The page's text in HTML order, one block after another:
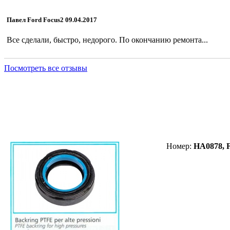
Павел Ford Focus2 09.04.2017
Все сделали, быстро, недорого. По окончанию ремонта...
Посмотреть все отзывы
Номер: HA0878,